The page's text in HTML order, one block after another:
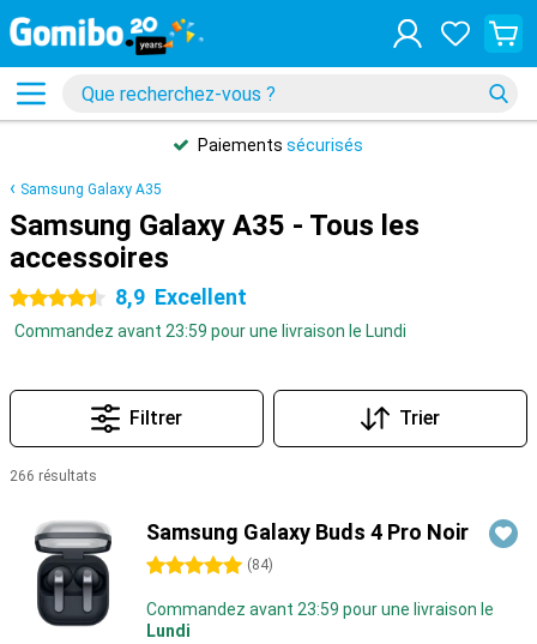
Paiements sécurisés
Samsung Galaxy A35
Samsung Galaxy A35 - Tous les
accessoires
4.5 étoiles 8,9 Excellent
Commandez avant 23:59 pour une livraison le Lundi
Filtrer Trier
266 résultats
Samsung Galaxy Buds 4 Pro Noir
5 étoiles (84)
Commandez avant 23:59 pour une livraison le
Lundi